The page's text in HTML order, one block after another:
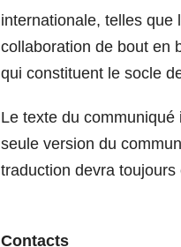
internationale, telles que
collaboration de bout en
qui constituent le socle
Le texte du communiqué
seule version du
traduction devra
Contacts